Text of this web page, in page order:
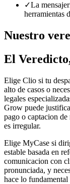
✓La
herramientas
Nuestro
El
Elige Clio si tu
alto de casos o
legales
Grow puede
pago o captacion
es irregular.
Elige MyCase si
estable basada en
comunicacion con
pronunciada, y
hace lo